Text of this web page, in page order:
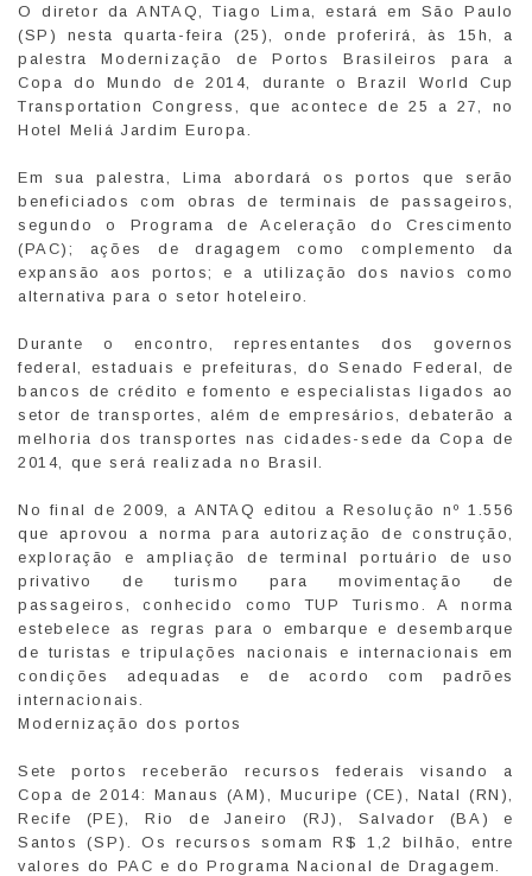
O diretor da ANTAQ, Tiago Lima, estará em São Paulo
(SP) nesta quarta-feira (25), onde proferirá, às 15h, a
palestra Modernização de Portos Brasileiros para a
Copa do Mundo de 2014, durante o Brazil World Cup
Transportation Congress, que acontece de 25 a 27, no
Hotel Meliá Jardim Europa.
Em sua palestra, Lima abordará os portos que serão
beneficiados com obras de terminais de passageiros,
segundo o Programa de Aceleração do Crescimento
(PAC); ações de dragagem como complemento da
expansão aos portos; e a utilização dos navios como
alternativa para o setor hoteleiro.
Durante o encontro, representantes dos governos
federal, estaduais e prefeituras, do Senado Federal, de
bancos de crédito e fomento e especialistas ligados ao
setor de transportes, além de empresários, debaterão a
melhoria dos transportes nas cidades-sede da Copa de
2014, que será realizada no Brasil.
No final de 2009, a ANTAQ editou a Resolução nº 1.556
que aprovou a norma para autorização de construção,
exploração e ampliação de terminal portuário de uso
privativo de turismo para movimentação de
passageiros, conhecido como TUP Turismo. A norma
estebelece as regras para o embarque e desembarque
de turistas e tripulações nacionais e internacionais em
condições adequadas e de acordo com padrões
internacionais.
Modernização dos portos
Sete portos receberão recursos federais visando a
Copa de 2014: Manaus (AM), Mucuripe (CE), Natal (RN),
Recife (PE), Rio de Janeiro (RJ), Salvador (BA) e
Santos (SP). Os recursos somam R$ 1,2 bilhão, entre
valores do PAC e do Programa Nacional de Dragagem.